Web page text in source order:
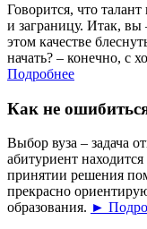
Говорится, что талант
и заграницу. Итак, вы
этом качестве
начать? – конечно, с
Подробнее
Как не
Выбор вуза – задача
абитуриент
принятии решения
прекрасно
образования. ►